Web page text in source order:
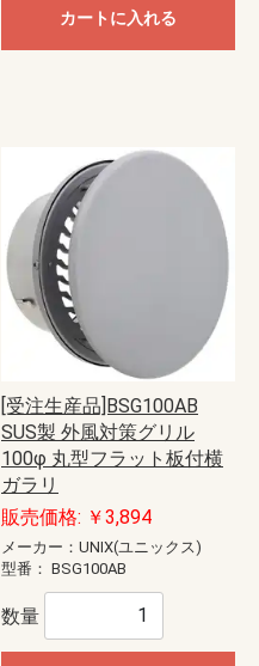
カートに入れる
[受注生産品]BSG100AB
SUS製 外風対策グリル
100φ 丸型フラット板付横
ガラリ
販売価格: ￥3,894
メーカー：UNIX(ユニックス)
型番： BSG100AB
数量